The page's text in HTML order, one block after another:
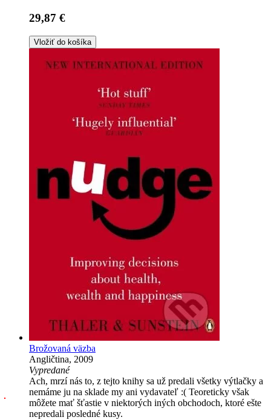
29,87 €
Vložiť do košíka
Brožovaná väzba
Angličtina, 2009
Vypredané
Ach, mrzí nás to, z tejto knihy sa už predali všetky výtlačky a
nemáme ju na sklade my ani vydavateľ :( Teoreticky však
môžete mať šťastie v niektorých iných obchodoch, ktoré ešte
nepredali posledné kusy.